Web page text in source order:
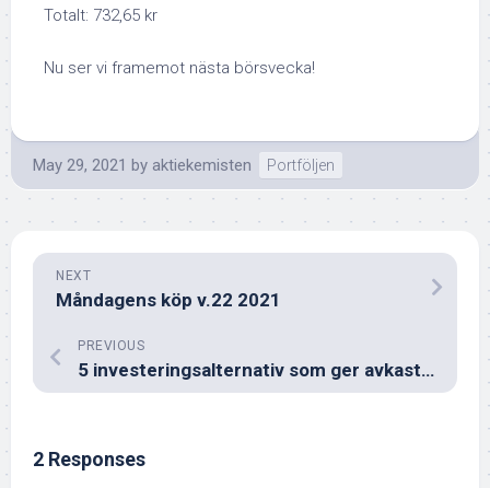
Totalt: 732,65 kr
Nu ser vi framemot nästa börsvecka!
May 29, 2021 by aktiekemisten Portföljen
NEXT
Måndagens köp v.22 2021
PREVIOUS
5 investeringsalternativ som ger avkastning
2 Responses